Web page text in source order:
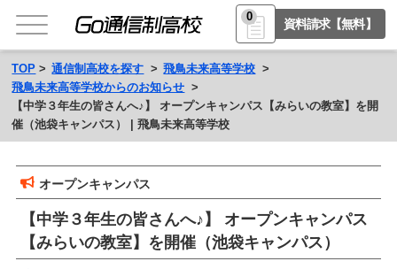
0
資料請求【無料】
TOP 通信制高校を探す
飛鳥未来高等学校
飛鳥未来高等学校からのお知らせ
【中学３年生の皆さんへ♪】 オープンキャンパス【みらいの教室】を開
催（池袋キャンパス） | 飛鳥未来高等学校
オープンキャンパス
【中学３年生の皆さんへ♪】 オープンキャンパス
【みらいの教室】を開催（池袋キャンパス）